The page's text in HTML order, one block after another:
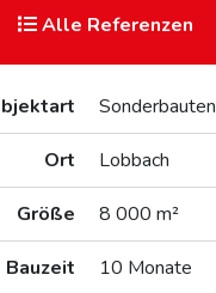
Alle Referenzen
Sonderbauten
Ort Lobbach
Größe 8 000 m²
Bauzeit 10 Monate